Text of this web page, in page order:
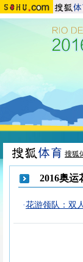
搜狐
2016奥运
·花游领队：双